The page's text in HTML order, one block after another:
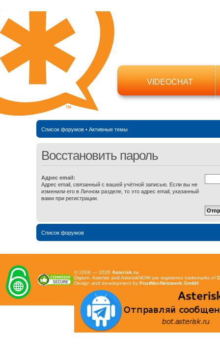
VIDEOCHAT
Список форумов• Активные темы
Восстановить пароль
Адрес email:
Адрес email, связанный с вашей учётной записью. Если вы не
изменили его в Личном разделе, то это адрес email, указанный
вами при регистрации.
Список форумов
© 2008 — 2026 Asterisk.ru
Digium, Asterisk and AsteriskNOW are registered trademarks of
Design and development by PostMet-Netzwerk GmbH